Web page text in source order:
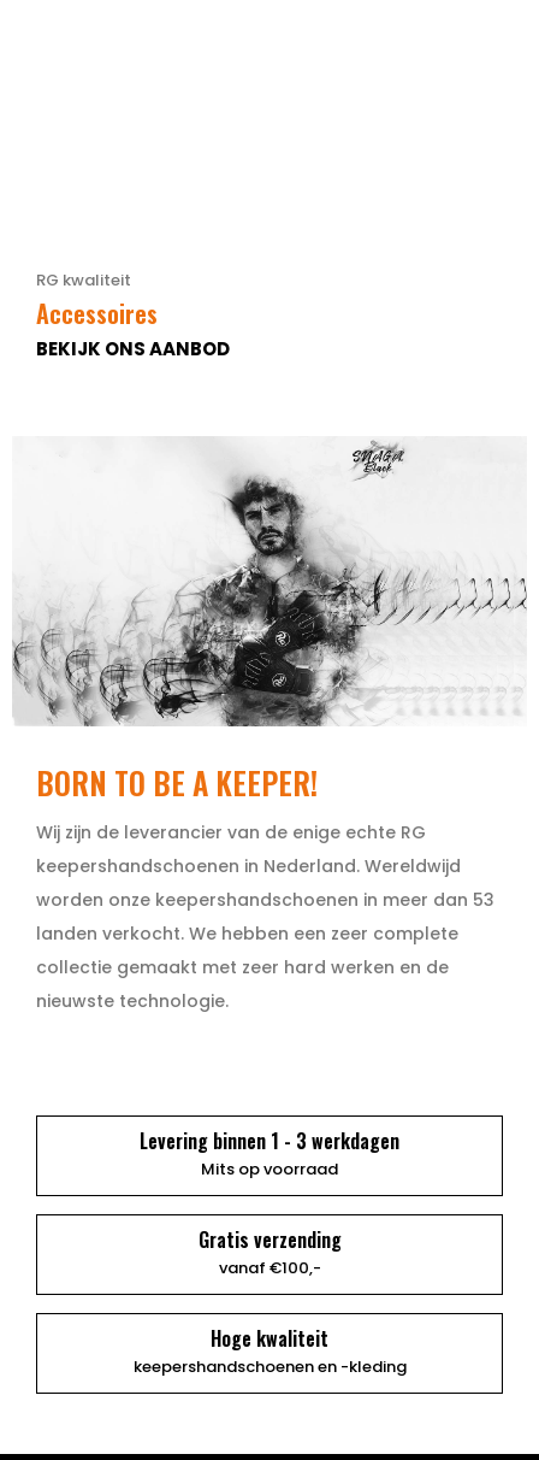
RG kwaliteit
Accessoires
BEKIJK ONS AANBOD
BORN TO BE A KEEPER!
Wij zijn de leverancier van de enige echte RG
keepershandschoenen in Nederland. Wereldwijd
worden onze keepershandschoenen in meer dan 53
landen verkocht. We hebben een zeer complete
collectie gemaakt met zeer hard werken en de
nieuwste technologie.
Levering binnen 1 - 3 werkdagen
Mits op voorraad
Gratis verzending
vanaf €100,-
Hoge kwaliteit
keepershandschoenen en -kleding